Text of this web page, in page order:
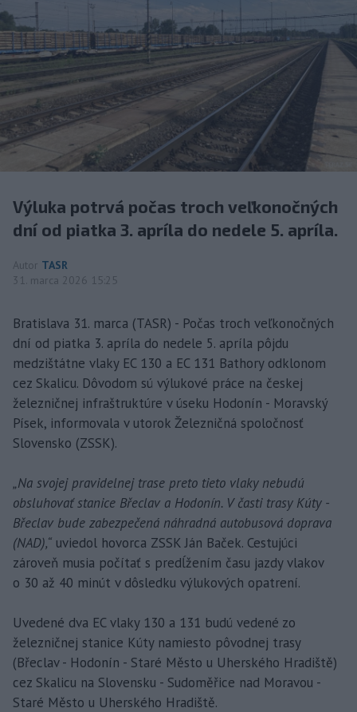
Výluka potrvá počas troch veľkonočných
dní od piatka 3. apríla do nedele 5. apríla.
Autor TASR
31. marca 2026 15:25
Bratislava 31. marca (TASR) - Počas troch veľkonočných
dní od piatka 3. apríla do nedele 5. apríla pôjdu
medzištátne vlaky EC 130 a EC 131 Bathory odklonom
cez Skalicu. Dôvodom sú výlukové práce na českej
železničnej infraštruktúre v úseku Hodonín - Moravský
Písek, informovala v utorok Železničná spoločnosť
Slovensko (ZSSK).
„Na svojej pravidelnej trase preto tieto vlaky nebudú
obsluhovať stanice Břeclav a Hodonín. V časti trasy Kúty -
Břeclav bude zabezpečená náhradná autobusová doprava
(NAD),“ uviedol hovorca ZSSK Ján Baček. Cestujúci
zároveň musia počítať s predĺžením času jazdy vlakov
o 30 až 40 minút v dôsledku výlukových opatrení.
Uvedené dva EC vlaky 130 a 131 budú vedené zo
železničnej stanice Kúty namiesto pôvodnej trasy
(Břeclav - Hodonín - Staré Město u Uherského Hradiště)
cez Skalicu na Slovensku - Sudoměřice nad Moravou -
Staré Město u Uherského Hradiště.